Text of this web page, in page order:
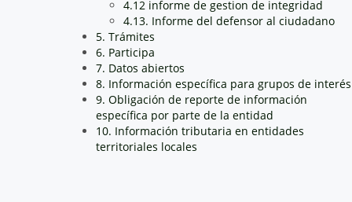
4.12 informe de gestion de integridad
4.13. Informe del defensor al ciudadano
5. Trámites
6. Participa
7. Datos abiertos
8. Información específica para grupos de interés
9. Obligación de reporte de información
específica por parte de la entidad
10. Información tributaria en entidades
territoriales locales